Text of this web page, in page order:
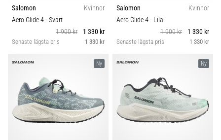
Salomon
Kvinnor
Aero Glide 4- Svart
1 900 kr
1 330 kr
Senaste lägsta pris 1 330 kr
Salomon
Kvinnor
Aero Glide 4- Lila
1 900 kr
1 330 kr
Senaste lägsta pris 1 330 kr
Ny Ny